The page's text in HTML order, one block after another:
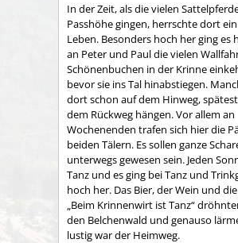
In der Zeit, als die vielen
Passhöhe gingen, herrschte dort
Leben. Besonders hoch her ging es
an Peter und Paul die vielen
Schönenbuchen in der Krinne
bevor sie ins Tal hinabstiegen.
dort schon auf dem Hinweg,
dem Rückweg hängen. Vor allem an
Wochenenden trafen sich hier die
beiden Tälern. Es sollen ganze
unterwegs gewesen sein. Jeden
Tanz und es ging bei Tanz und
hoch her. Das Bier, der Wein und
„Beim Krinnenwirt ist Tanz“
den Belchenwald und genauso
lustig war der Heimweg.